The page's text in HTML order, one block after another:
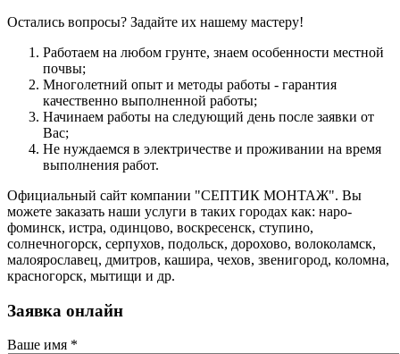
Остались вопросы? Задайте их нашему мастеру!
Работаем на любом грунте, знаем особенности местной
почвы;
Многолетний опыт и методы работы - гарантия
качественно выполненной работы;
Начинаем работы на следующий день после заявки от
Вас;
Не нуждаемся в электричестве и проживании на время
выполнения работ.
Официальный сайт компании "СЕПТИК МОНТАЖ". Вы
можете заказать наши услуги в таких городах как: наро-
фоминск, истра, одинцово, воскресенск, ступино,
солнечногорск, серпухов, подольск, дорохово, волоколамск,
малоярославец, дмитров, кашира, чехов, звенигород, коломна,
красногорск, мытищи и др.
Заявка онлайн
Ваше имя *